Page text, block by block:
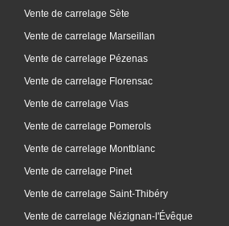
Vente de carrelage Sète
Vente de carrelage Marseillan
Vente de carrelage Pézenas
Vente de carrelage Florensac
Vente de carrelage Vias
Vente de carrelage Pomerols
Vente de carrelage Montblanc
Vente de carrelage Pinet
Vente de carrelage Saint-Thibéry
Vente de carrelage Nézignan-l'Évêque